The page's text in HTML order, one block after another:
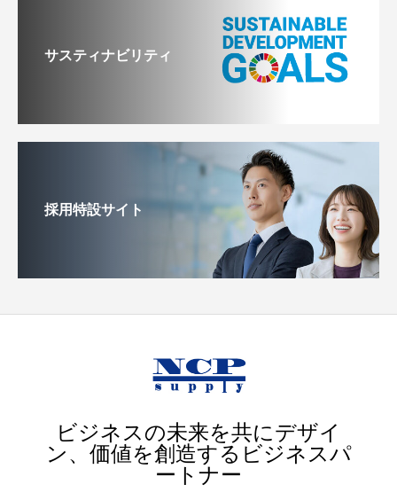
サスティナビリティ
採用特設サイト
ビジネスの未来を共にデザイ
ン、価値を創造するビジネスパ
ートナー